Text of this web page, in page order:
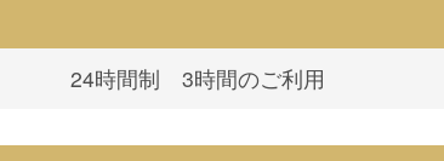
24時間制 3時間のご利用